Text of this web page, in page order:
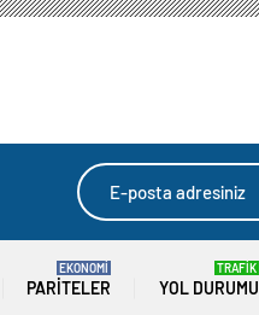
parti
PARITELER
EKONOMİ
YOL DURUMU
TRAFİK